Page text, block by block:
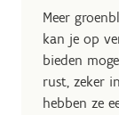
Meer
kan je op
bieden
rust, zeker
hebben ze